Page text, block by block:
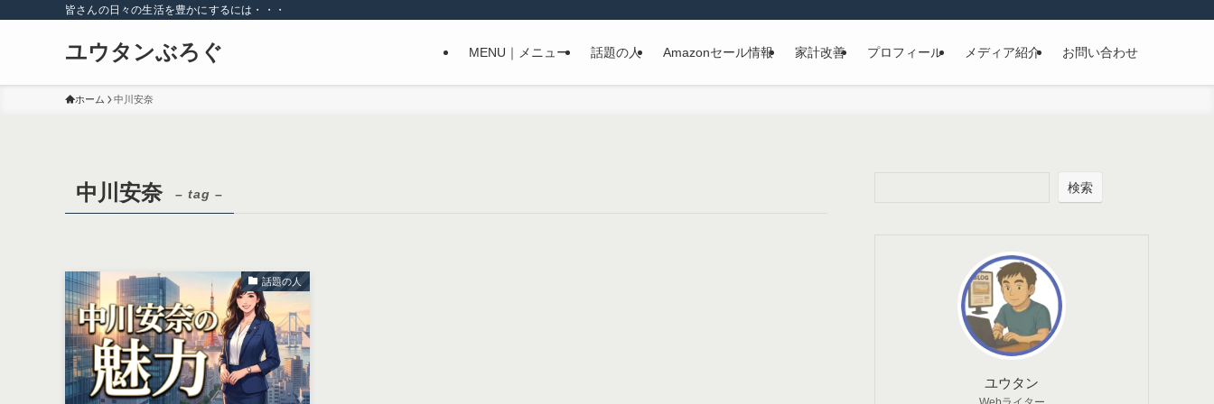
皆さんの日々の生活を豊かにするには・・・
ユウタンぶろぐ MENU｜メニュー 話題の人 Amazonセール情報 家計改善 プロフィール メディア紹介 お問い合わせ
ホーム 中川安奈
中川安奈 – tag –
話題の人
検索
ユウタン